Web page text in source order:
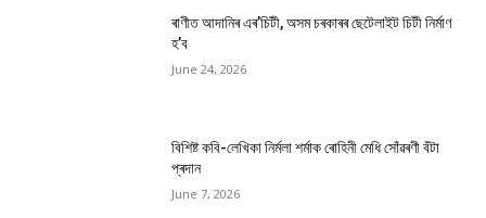
ৰাণীত আদানিৰ এৰ’চিটী, অসম চৰকাৰৰ ছেটেলাইট চিটী নিৰ্মাণ
হ’ব
June 24, 2026
বিশিষ্ট কবি-লেখিকা নিৰ্মলা শৰ্মাক ৰোহিনী মেধি সোঁৱৰণী বঁটা
প্ৰদান
June 7, 2026